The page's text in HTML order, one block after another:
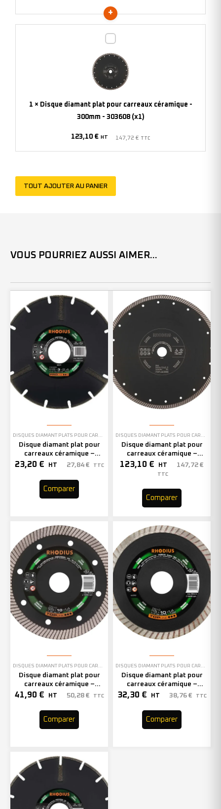
pour
carreaux
-
1 × Disque diamant plat pour carreaux céramique -
300mm - 303608 (x1)
123,10 € HT 147,72 € TTC
TOUT AJOUTER AU PANIER
VOUS POURRIEZ AUSSI AIMER...
DISQUES DIAMANT PLATS POUR CARREAUX CÉRAMIQUE
Disque diamant plat pour
carreaux céramique –
115mm – 303171 (x1)
23,20 € HT 27,84 € TTC
Comparer
DISQUES DIAMANT PLATS POUR CARREAUX CÉRAMIQUE
Disque diamant plat pour
carreaux céramique –
300mm – 303608 (x1)
123,10 € HT 147,72 €
TTC
Comparer
DISQUES DIAMANT PLATS POUR CARREAUX CÉRAMIQUE
Disque diamant plat pour
carreaux céramique –
125mm – 303754 (x1)
41,90 € HT 50,28 € TTC
Comparer
DISQUES DIAMANT PLATS POUR CARREAUX CÉRAMIQUE
Disque diamant plat pour
carreaux céramique –
115mm – 303606 (x1)
32,30 € HT 38,76 € TTC
Comparer